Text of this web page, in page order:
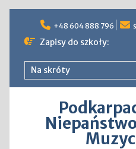
content
+48 604 888 796
Zapisy do szkoły:
Na skróty